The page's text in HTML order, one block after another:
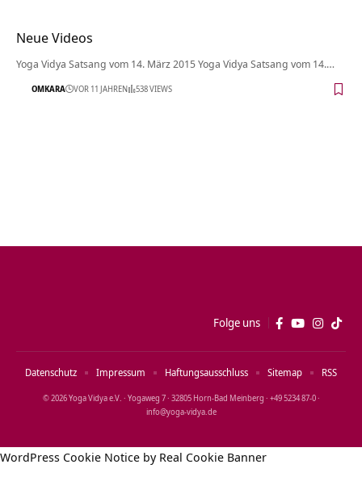
Neue Videos
Yoga Vidya Satsang vom 14. März 2015 Yoga Vidya Satsang vom 14.…
OMKARA VOR 11 JAHREN 538 VIEWS
Folge uns
© 2026 Yoga Vidya e.V. · Yogaweg 7 · 32805 Horn‑Bad Meinberg · +49 5234 87‑0 ·
info@yoga‑vidya.de
Datenschutz Impressum Haftungsausschluss Sitemap RSS
WordPress Cookie Notice by Real Cookie Banner